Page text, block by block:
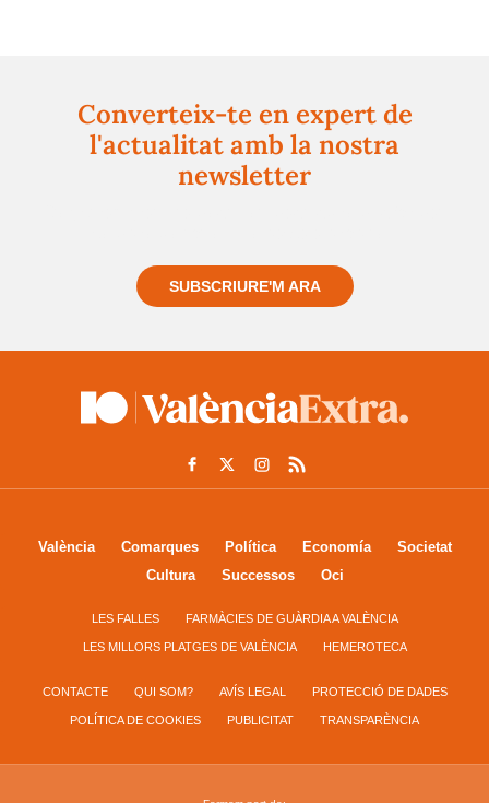
Converteix-te en expert de
l'actualitat amb la nostra
newsletter
SUBSCRIURE'M ARA
València Comarques Política Economía
Societat
Cultura
Successos Oci
LES FALLES FARMÀCIES DE GUÀRDIA A VALÈNCIA
LES MILLORS PLATGES DE VALÈNCIA HEMEROTECA
CONTACTE QUI SOM? AVÍS LEGAL PROTECCIÓ DE DADES
POLÍTICA DE COOKIES PUBLICITAT TRANSPARÈNCIA